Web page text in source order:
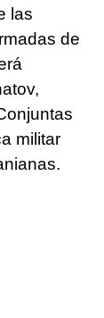
las
de
militar